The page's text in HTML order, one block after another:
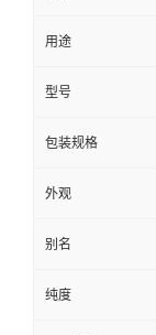
用途
型号
包装规格
外观
别名
纯度